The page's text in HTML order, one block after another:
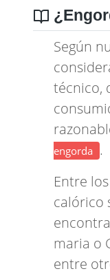
Según
técnico,
engorda .
Entre
calórico
maria o
entre